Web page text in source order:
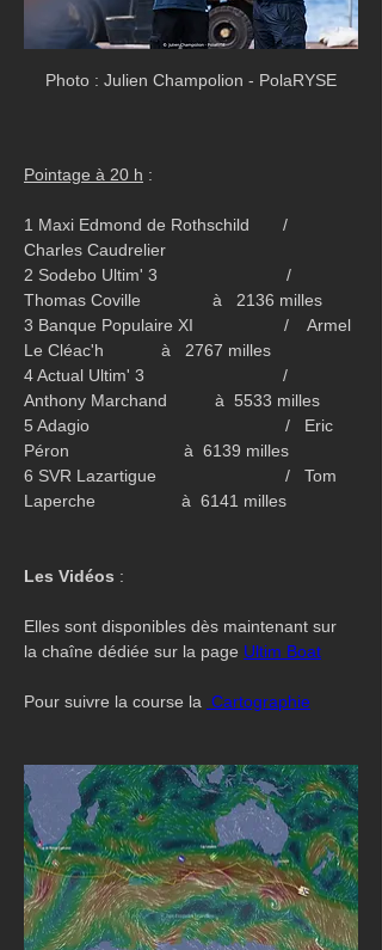
Photo : Julien Champolion - PolaRYSE
Pointage à 20 h :
1 Maxi Edmond de Rothschild       /
Charles Caudrelier
2 Sodebo Ultim' 3                           /
Thomas Coville               à   2136 milles
3 Banque Populaire XI                   /    Armel
Le Cléac'h            à   2767 milles
4 Actual Ultim' 3                             /
Anthony Marchand          à  5533 milles
5 Adagio                                         /   Eric
Péron                        à  6139 milles
6 SVR Lazartigue                           /   Tom
Laperche                  à  6141 milles
Les Vidéos :
Elles sont disponibles dès maintenant sur
la chaîne dédiée sur la page Ultim Boat
Pour suivre la course la Cartographie